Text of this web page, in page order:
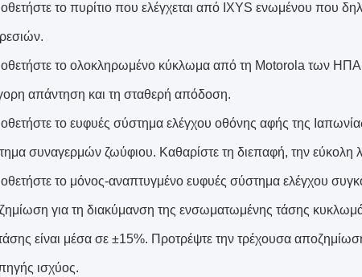
το πυρίτιο που ελέγχεται από IXYS ενωμένου που
το ολοκληρωμένο κύκλωμα από τη Motorola των
απάντηση και τη σταθερή απόδοση.
το ευφυές σύστημα ελέγχου οθόνης αφής της
συναγερμών ζωύφιου. Καθαρίστε τη διεπαφή, την εύκολη
το μόνος-αναπτυγμένο ευφυές σύστημα ελέγχου
για τη διακύμανση της ενσωματωμένης τάσης
είναι μέσα σε ±15%. Προτρέψτε την τρέχουσα
ισχύος.